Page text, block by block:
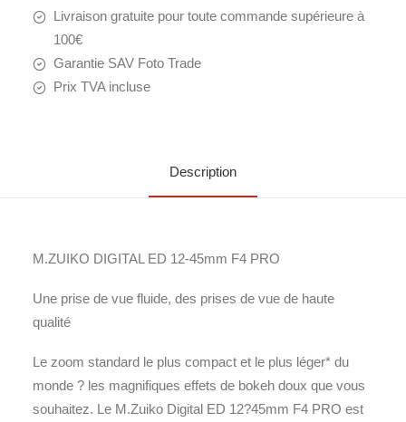
Livraison gratuite pour toute commande supérieure à
100€
Garantie SAV Foto Trade
Prix TVA incluse
Description
M.ZUIKO DIGITAL ED 12-45mm F4 PRO
Une prise de vue fluide, des prises de vue de haute
qualité
Le zoom standard le plus compact et le plus léger* du
monde ? les magnifiques effets de bokeh doux que vous
souhaitez. Le M.Zuiko Digital ED 12?45mm F4 PRO est